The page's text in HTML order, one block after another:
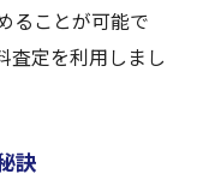
ることが可能で
査定を利用しまし
訣